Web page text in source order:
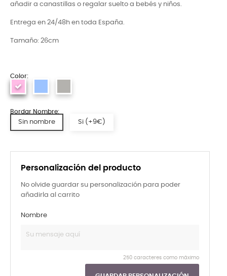
añadir a canastillas o regalar suelto a bebés y niños.
Entrega en 24/48h en toda España.
Tamaño: 26cm
Personalización del producto
No olvide guardar su personalización para poder
añadirla al carrito
Nombre
250 caracteres como máximo
Color:
Bordar Nombre:
Sin nombre Si (+9€)